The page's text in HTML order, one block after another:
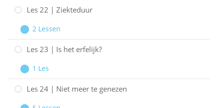
21
Kinderen
en
eetstoornis
Les 22 | Ziekteduur
Uitbreiden
Les
22
Ziekteduur
2 Lessen
Les 23 | Is het erfelijk?
Uitbreiden
Les
23
1 Les
Les 24 | Niet meer te genezen